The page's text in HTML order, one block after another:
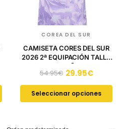
COREA DEL SUR
CAMISETA CORES DEL SUR
2026 2ª EQUIPACIÓN TALLA
DE NIÑO
54.95€ 29.95€
Seleccionar opciones